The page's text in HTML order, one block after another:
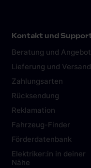
Kontakt und
Beratung und Angebot
Lieferung und Versand
Zahlungsarten
Rücksendung
Reklamation
Fahrzeug-Finder
Förderdatenbank
Elektriker:in in deiner
Nähe